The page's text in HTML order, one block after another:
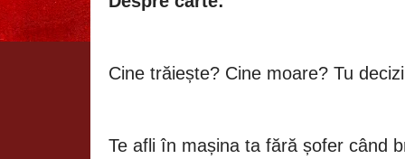
Cine trăiește? Cine moare? Tu
Te afli în mașina ta fără șofer când